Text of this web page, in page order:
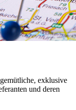
exklusive
und deren